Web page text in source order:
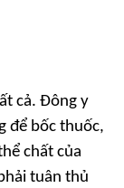
cả. Đông y
để bốc thuốc,
chất của
tuân thủ